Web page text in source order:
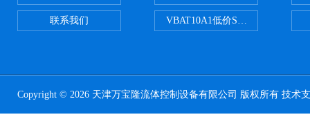
联系我们 VBAT10A1低价SMC储气罐VBAT
Copyright © 2026 天津万宝隆流体控制设备有限公司 版权所有 技术